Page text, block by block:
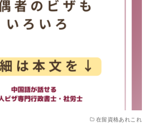
在留資格あれこれ